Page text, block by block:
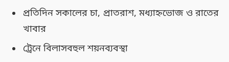
প্রতিদিন সকালের চা, প্রাতরাশ, মধ্যাহ্নভোজ ও রাতের
খাবার
ট্রেনে বিলাসবহুল শয়নব্যবস্থা